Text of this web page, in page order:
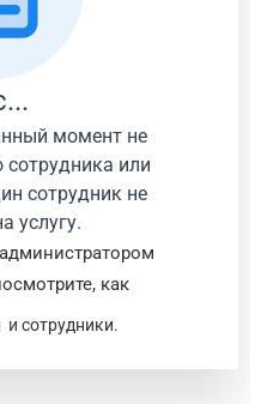
момент не
сотрудника или
сотрудник не
услугу.
как
и сотрудники.